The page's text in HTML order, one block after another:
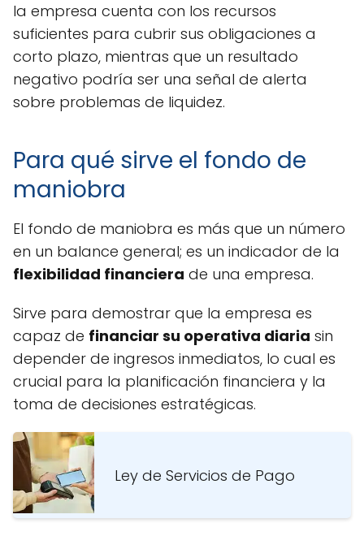
la empresa cuenta con los recursos
suficientes para cubrir sus obligaciones a
corto plazo, mientras que un resultado
negativo podría ser una señal de alerta
sobre problemas de liquidez.
Para qué sirve el fondo de
maniobra
El fondo de maniobra es más que un número
en un balance general; es un indicador de la
flexibilidad financiera de una empresa.
Sirve para demostrar que la empresa es
capaz de financiar su operativa diaria sin
depender de ingresos inmediatos, lo cual es
crucial para la planificación financiera y la
toma de decisiones estratégicas.
Ley de Servicios de Pago